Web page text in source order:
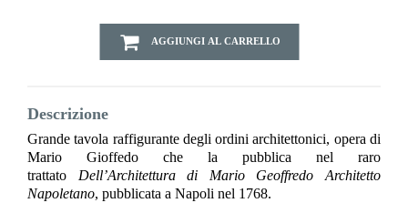
AGGIUNGI AL CARRELLO
Descrizione
Grande tavola raffigurante degli ordini architettonici, opera di
Mario Gioffedo che la pubblica nel raro
trattato Dell’Architettura di Mario Geoffredo Architetto
Napoletano, pubblicata a Napoli nel 1768.